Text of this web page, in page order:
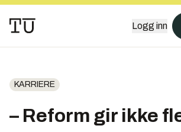
Logg inn
KARRIERE
– Reform gir ikke